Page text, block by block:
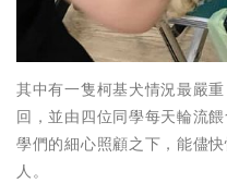
其中有一隻柯基犬情況最嚴
回，並由四位同學每天輪流
學們的細心照顧之下，能儘
人。